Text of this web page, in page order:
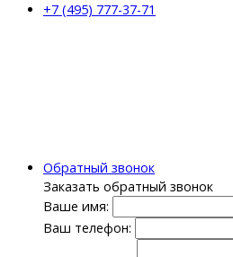
+7 (495) 777-37-71
Обратный звонок
Заказать обратный звонок
Ваше имя:
Ваш телефон: